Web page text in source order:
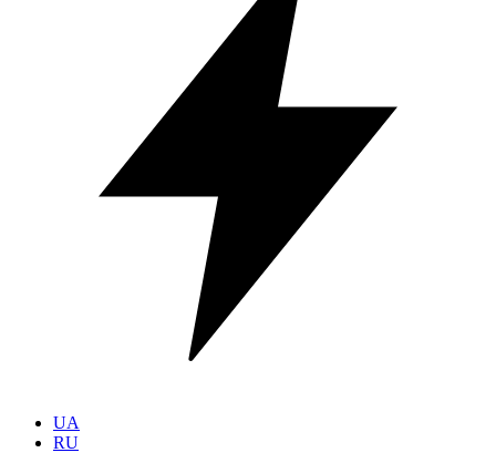
UA
RU